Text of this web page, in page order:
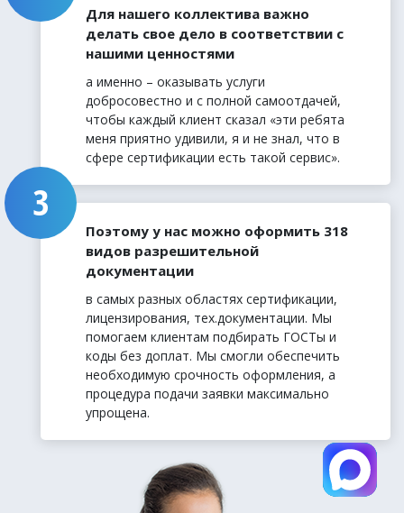
Для нашего коллектива важно
делать свое дело в соответствии с
нашими ценностями
а именно – оказывать услуги
добросовестно и с полной самоотдачей,
чтобы каждый клиент сказал «эти ребята
меня приятно удивили, я и не знал, что в
сфере сертификации есть такой сервис».
Поэтому у нас можно оформить 318
видов разрешительной
документации
в самых разных областях сертификации,
лицензирования, тех.документации. Мы
помогаем клиентам подбирать ГОСТы и
коды без доплат. Мы смогли обеспечить
необходимую срочность оформления, а
процедура подачи заявки максимально
упрощена.